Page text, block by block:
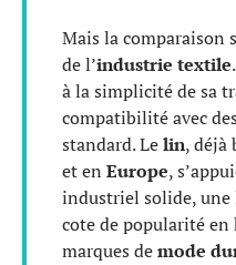
Mais la comparaison
de l’industrie textile
à la simplicité de sa
compatibilité avec
standard. Lelin, déjà
et en Europe,
industriel solide, une
cote de popularité en
marques demode